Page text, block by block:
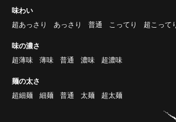
味わい
超あっさり
あっさり 普通 こってり 超こって
味の濃さ
超薄味
薄味 普通 濃味 超濃味
麺の太さ
超細麺
細麺 普通 太麺 超太麺